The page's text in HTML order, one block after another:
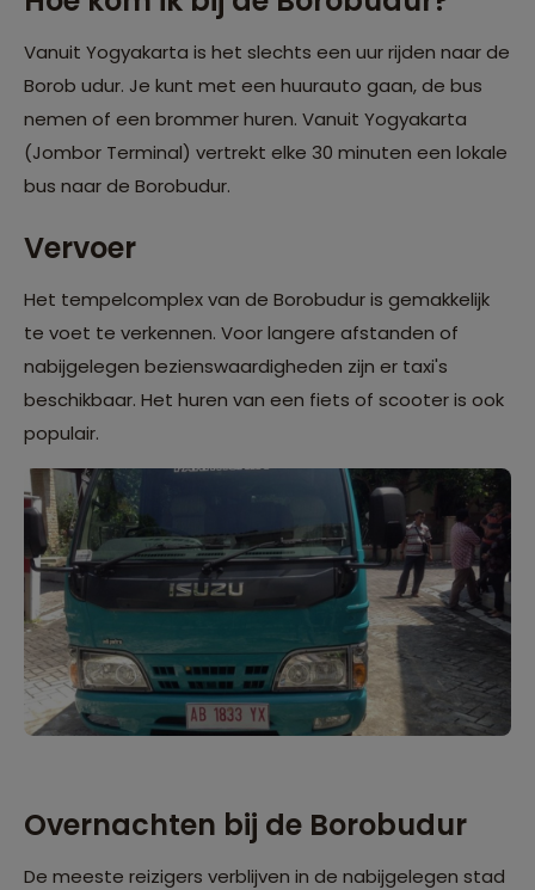
Vanuit Yogyakarta is het slechts een uur rijden naar de
Borob udur. Je kunt met een huurauto gaan, de bus
nemen of een brommer huren. Vanuit Yogyakarta
(Jombor Terminal) vertrekt elke 30 minuten een lokale
bus naar de Borobudur.
Vervoer
Het tempelcomplex van de Borobudur is gemakkelijk
te voet te verkennen. Voor langere afstanden of
nabijgelegen bezienswaardigheden zijn er taxi's
beschikbaar. Het huren van een fiets of scooter is ook
populair.
Overnachten bij de Borobudur
De meeste reizigers verblijven in de nabijgelegen stad